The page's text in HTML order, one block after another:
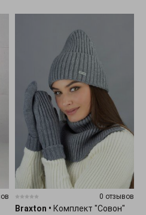
0 отзывов
Braxton • Комплект "Совон"